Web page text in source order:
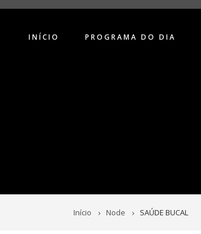
INÍCIO PROGRAMA DO DIA
Início Node SAÚDE BUCAL